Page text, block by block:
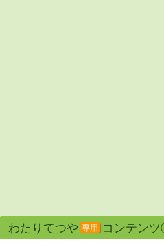
わたりてつや 専用 コンテン